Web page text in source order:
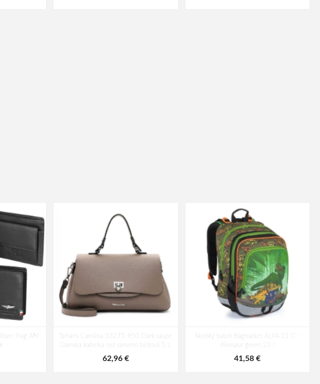
Flag AM-
Tamaris Carolina 33271-950 Dark taupe
Dámska kabelka cez rameno béžová 5 L
62,96 €
Školský batoh Bagmaster ALFA 21 C -
dinosaur green 23 l
41,58 €